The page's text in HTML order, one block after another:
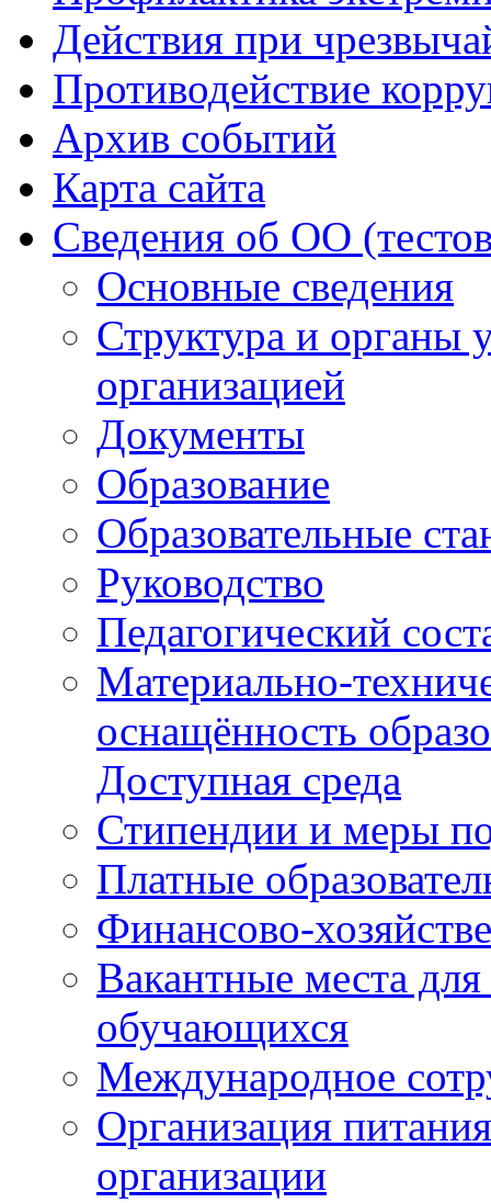
Действия при
Противодействие
Архив событий
Карта сайта
Сведения об ОО
Основные сведения
Структура и органы
организацией
Документы
Образование
Образовательные
Руководство
Педагогический
Материально-
оснащённость
Доступная среда
Стипендии и меры
Платные
Финансово-
Вакантные места
обучающихся
Международное
Организация
организации